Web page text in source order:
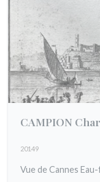
CAMPION
20149
Vue de Cannes